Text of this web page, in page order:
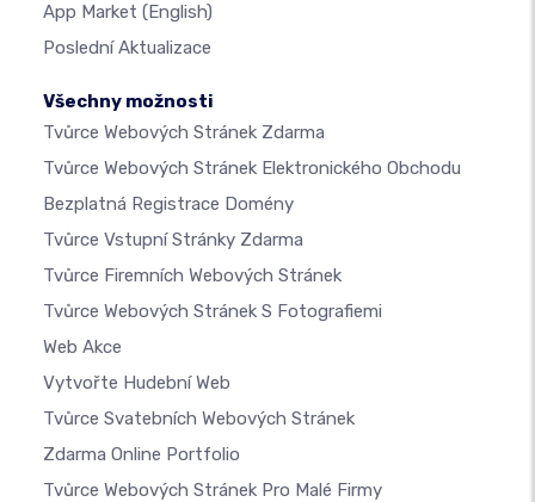
App Market (English)
Poslední Aktualizace
Všechny možnosti
Tvůrce Webových Stránek Zdarma
Tvůrce Webových Stránek Elektronického Obchodu
Bezplatná Registrace Domény
Tvůrce Vstupní Stránky Zdarma
Tvůrce Firemních Webových Stránek
Tvůrce Webových Stránek S Fotografiemi
Web Akce
Vytvořte Hudební Web
Tvůrce Svatebních Webových Stránek
Zdarma Online Portfolio
Tvůrce Webových Stránek Pro Malé Firmy